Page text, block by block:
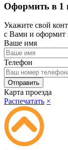
Оформить в 1
Укажите свой
с Вами и оформит
Ваше имя
Телефон
Карта проезда
Распечатать ×